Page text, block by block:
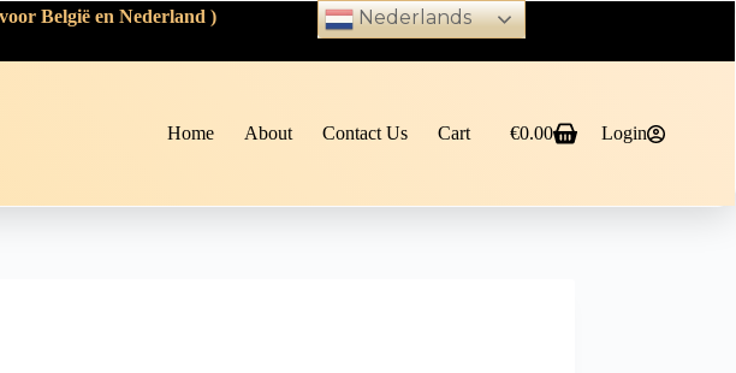
België en Nederland )
Home About Contact Us Cart
Shopping
€0.00 Login
Nederlands